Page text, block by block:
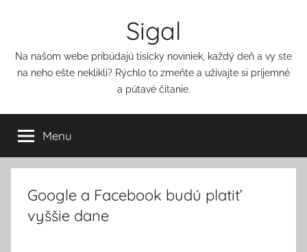
Sigal
Na našom webe pribúdajú tisícky noviniek, každý deň a vy ste
na neho ešte neklikli? Rýchlo to zmeňte a užívajte si príjemné
a pútavé čítanie.
Menu
Google a Facebook budú platiť
vyššie dane